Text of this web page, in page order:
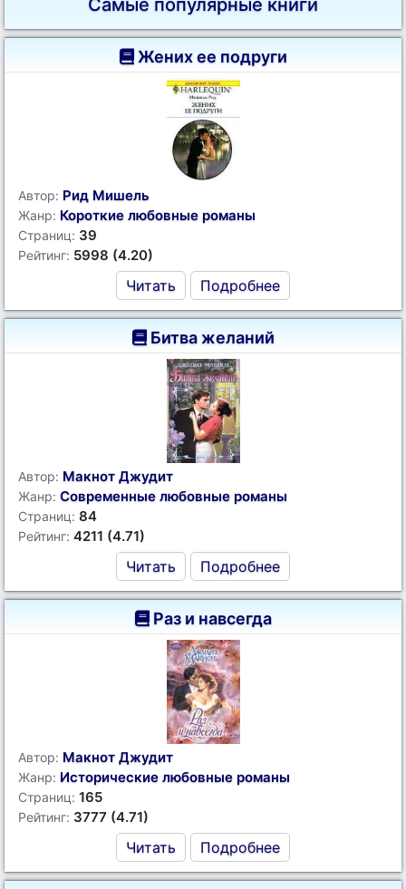
Самые популярные книги
Жених ее подруги
Автор: Рид Мишель
Жанр: Короткие любовные романы
Страниц: 39
Рейтинг: 5998 (4.20)
Читать Подробнее
Битва желаний
Автор: Макнот Джудит
Жанр: Современные любовные романы
Страниц: 84
Рейтинг: 4211 (4.71)
Читать Подробнее
Раз и навсегда
Автор: Макнот Джудит
Жанр: Исторические любовные романы
Страниц: 165
Рейтинг: 3777 (4.71)
Читать Подробнее